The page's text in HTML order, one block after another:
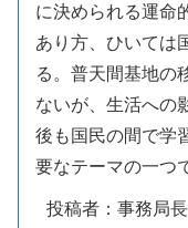
に決められる運命
あり方、ひいては
る。普天間基地の
ないが、生活への
後も国民の間で学
要なテーマの一つ
投稿者：事務局